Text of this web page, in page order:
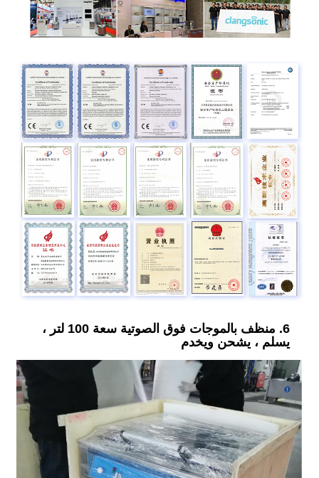
6. منظف بالموجات فوق الصوتية سعة 100 لتر ،
يسلم ، يشحن ويخدم